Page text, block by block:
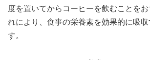
度を置いてからコーヒーを飲むことを
れにより、食事の栄養素を効果的に吸
す。